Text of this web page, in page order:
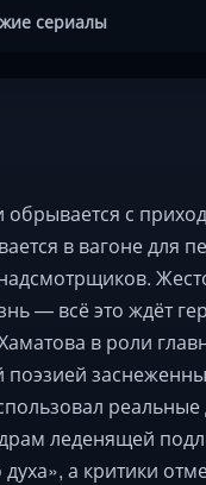
сериалы
с
в вагоне для
— всё это ждёт
в роли
леденящей
а критики